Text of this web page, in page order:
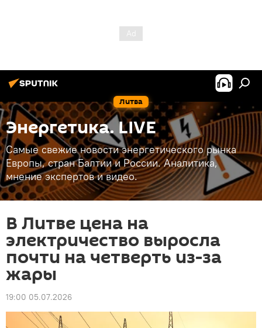
Литва
Энергетика. LIVE
Самые свежие новости энергетического рынка
Европы, стран Балтии и России. Аналитика,
мнение экспертов и видео.
В Литве цена на
электричество выросла
почти на четверть из-за
жары
19:00 05.07.2026